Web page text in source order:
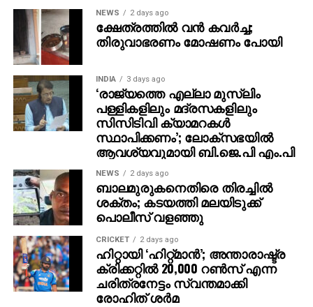
NEWS 2 days ago
ക്ഷേത്രത്തില്‍ വന്‍ കവര്‍ച്ച;
തിരുവാഭരണം മോഷണം പോയി
INDIA 3 days ago
‘രാജ്യത്തെ എല്ലാ മുസ്‌ലിം
പള്ളികളിലും മദ്രസകളിലും
സിസിടിവി ക്യാമറകള്‍
സ്ഥാപിക്കണം’; ലോക്‌സഭയില്‍
ആവശ്യവുമായി ബി.ജെ.പി എം.പി
NEWS 2 days ago
ബാലമുരുകനെതിരെ തിരച്ചില്‍
ശക്തം; കടയത്തി മലയിടുക്ക്
പൊലീസ് വളഞ്ഞു
CRICKET 2 days ago
ഹിറ്റായി ‘ഹിറ്റ്മാന്‍’; അന്താരാഷ്ട്ര
ക്രിക്കറ്റില്‍ 20,000 റണ്‍സ് എന്ന
ചരിത്രനേട്ടം സ്വന്തമാക്കി
രോഹിത് ശര്‍മ